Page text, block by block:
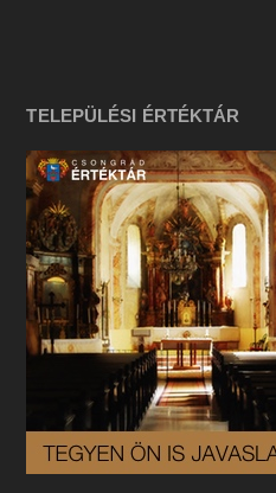
TELEPÜLÉSI ÉRTÉKTÁR